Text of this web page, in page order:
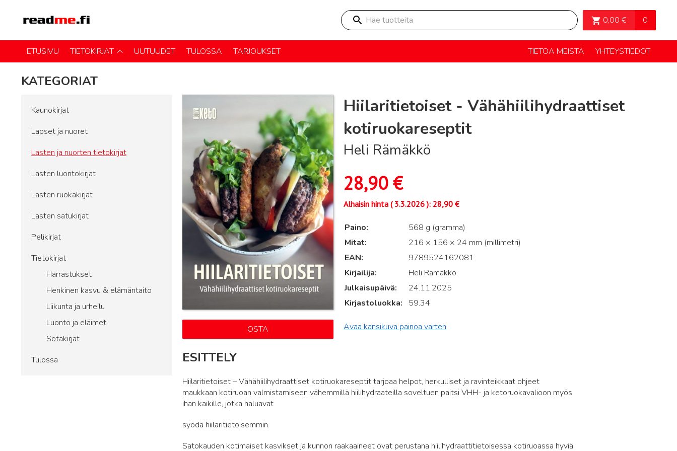
Hae tuotteita 0,00 € 0
OSTOSKORI>
ETUSIVU TIETOKIRJAT UUTUUDET TULOSSA TARJOUKSET TIETOA MEISTÄ YHTEYSTIEDOT
KATEGORIAT
Kaunokirjat
Lapset ja nuoret
Lasten ja nuorten tietokirjat
Lasten luontokirjat
Lasten ruokakirjat
Lasten satukirjat
Pelikirjat
Tietokirjat
Harrastukset
Henkinen kasvu & elämäntaito
Liikunta ja urheilu
Luonto ja eläimet
Sotakirjat
Tulossa
OSTA
Hiilaritietoiset - Vähähiilihydraattiset
kotiruokareseptit
Heli Rämäkkö
28,90€
Alhaisin hinta (3.3.2026): 28,90 €
Paino
568 g (gramma)
Mitat
216 × 156 × 24 mm (millimetri)
EAN
9789524162081
Kirjailija
Heli Rämäkkö
Julkaisupäivä
24.11.2025
Kirjastoluokka
59.34
Avaa kansikuva painoa varten
ESITTELY
Hiilaritietoiset – Vähähiilihydraattiset kotiruokareseptit tarjoaa helpot, herkulliset ja ravinteikkaat ohjeet
maukkaan kotiruoan valmistamiseen vähemmillä hiilihydraateilla soveltuen paitsi VHH- ja ketoruokavalioon myös
ihan kaikille, jotka haluavat
syödä hiilaritietoisemmin.
Satokauden kotimaiset kasvikset ja kunnon raakaaineet ovat perustana hiilihydraattitietoisessa kotiruoassa hyviä